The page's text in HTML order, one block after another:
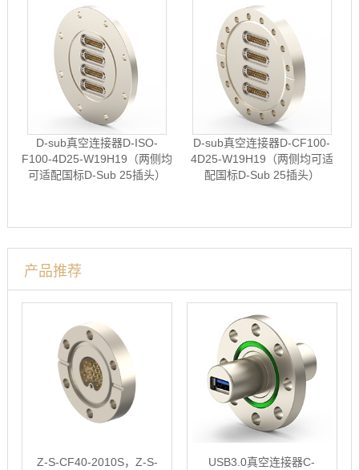
D-sub真空连接器D-ISO-
F100-4D25-W19H19（两侧均
可适配国标D-Sub 25插头）
D-sub真空连接器D-CF100-
4D25-W19H19（两侧均可适
配国标D-Sub 25插头）
产品推荐
Z-S-CF40-2010S，Z-S-
USB3.0真空连接器C-